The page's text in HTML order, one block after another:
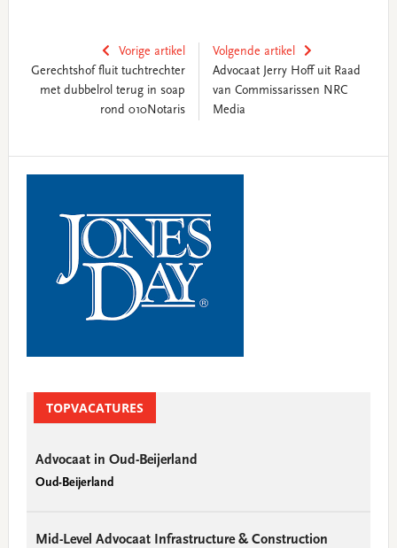
Vorige artikel
Gerechtshof fluit tuchtrechter
met dubbelrol terug in soap
rond 010Notaris
Volgende artikel
Advocaat Jerry Hoff uit Raad
van Commissarissen NRC
Media
TOPVACATURES
Advocaat in Oud-Beijerland
Oud-Beijerland
Mid-Level Advocaat Infrastructure & Construction